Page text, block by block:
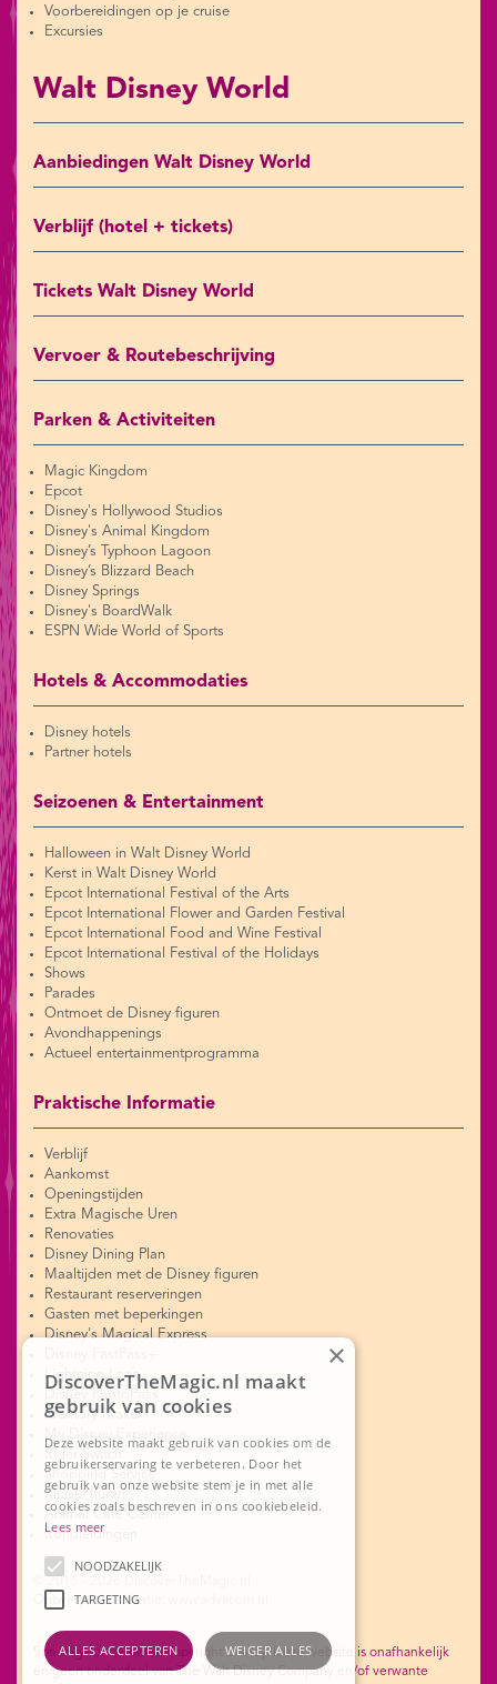
Voorbereidingen op je cruise
Excursies
Walt Disney World
Aanbiedingen Walt Disney World
Verblijf (hotel + tickets)
Tickets Walt Disney World
Vervoer & Routebeschrijving
Parken & Activiteiten
Magic Kingdom
Epcot
Disney's Hollywood Studios
Disney's Animal Kingdom
Disney’s Typhoon Lagoon
Disney’s Blizzard Beach
Disney Springs
Disney's BoardWalk
ESPN Wide World of Sports
Hotels & Accommodaties
Disney hotels
Partner hotels
Seizoenen & Entertainment
Halloween in Walt Disney World
Kerst in Walt Disney World
Epcot International Festival of the Arts
Epcot International Flower and Garden Festival
Epcot International Food and Wine Festival
Epcot International Festival of the Holidays
Shows
Parades
Ontmoet de Disney figuren
Avondhappenings
Actueel entertainmentprogramma
Praktische Informatie
Verblijf
Aankomst
Openingstijden
Extra Magische Uren
Renovaties
Disney Dining Plan
Maaltijden met de Disney figuren
Restaurant reserveringen
Gasten met beperkingen
Disney's Magical Express
Lightning Lane
Memory Maker
Shopping Service
Kluisje huren
Animal Care Center
Rondleidingen
Ontwerp en realisatie: www.advacom.nl
Sommige onderdelen copyright Disney. Deze website is onafhankelijk
en geen onderdeel van The Walt Disney Company en/of verwante
DiscoverTheMagic.nl maakt
gebruik van cookies
Deze website maakt gebruik van cookies om de
gebruikerservaring te verbeteren. Door het
gebruik van onze website stem je in met alle
cookies zoals beschreven in ons cookiebeleid.
Lees meer
NOODZAKELIJK
TARGETING
ALLES ACCEPTEREN WEIGER ALLES
×